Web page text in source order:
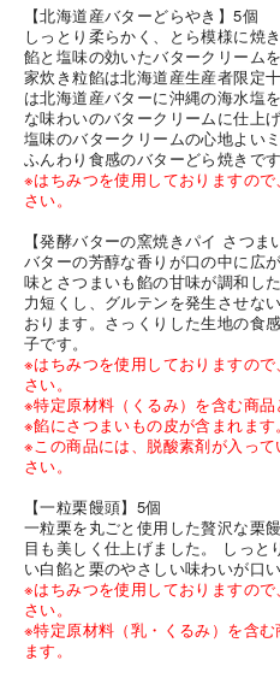
【北海道産バターどらやき】5個
しっとり柔らかく、とら模様に焼
餡と塩味の効いたバタークリーム
家炊き粒餡は北海道産生産者限定
は北海道産バターに沖縄の海水塩
な味わいのバタークリームに仕上
塩味のバタークリームの心地よい
ふんわり食感のバターどら焼きです
※はちみつを使用しておりますの
さい。
【発酵バターの窯焼きパイ さつま
バターの芳醇な香りが口の中に広
味とさつまいも餡の甘味が調和し
力短くし、グルテンを発生させな
おります。さっくりした生地の食
子です。
※はちみつを使用しておりますの
さい。
※特定原材料（くるみ）を含む商
※餡にさつまいもの皮が含まれます。
※この商品には、脱酸素剤が入っ
さい。
【一粒栗饅頭】5個
一粒栗を丸ごと使用した贅沢な栗
目も美しく仕上げました。 しっ
い白餡と栗のやさしい味わいが口
※はちみつを使用しておりますの
さい。
※特定原材料（乳・くるみ）を含
ます。